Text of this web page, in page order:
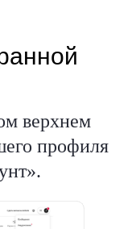
верхнем
профиля